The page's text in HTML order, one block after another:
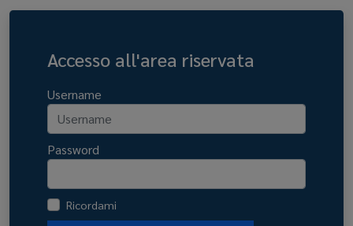
Accesso all'area riservata
Username
Password
Ricordami